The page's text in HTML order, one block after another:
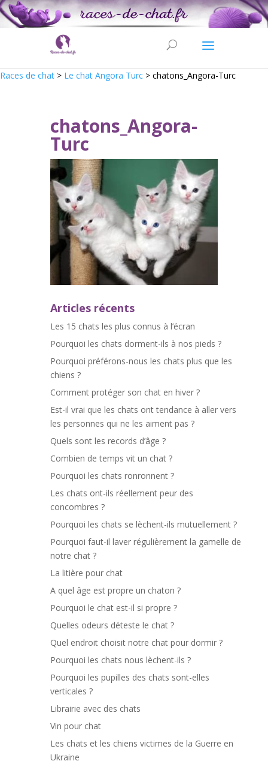
Races de chat > Le chat Angora Turc > chatons_Angora-Turc
chatons_Angora-
Turc
Articles récents
Les 15 chats les plus connus à l’écran
Pourquoi les chats dorment-ils à nos pieds ?
Pourquoi préférons-nous les chats plus que les
chiens ?
Comment protéger son chat en hiver ?
Est-il vrai que les chats ont tendance à aller vers
les personnes qui ne les aiment pas ?
Quels sont les records d’âge ?
Combien de temps vit un chat ?
Pourquoi les chats ronronnent ?
Les chats ont-ils réellement peur des
concombres ?
Pourquoi les chats se lèchent-ils mutuellement ?
Pourquoi faut-il laver régulièrement la gamelle de
notre chat ?
La litière pour chat
A quel âge est propre un chaton ?
Pourquoi le chat est-il si propre ?
Quelles odeurs déteste le chat ?
Quel endroit choisit notre chat pour dormir ?
Pourquoi les chats nous lèchent-ils ?
Pourquoi les pupilles des chats sont-elles
verticales ?
Librairie avec des chats
Vin pour chat
Les chats et les chiens victimes de la Guerre en
Ukraine